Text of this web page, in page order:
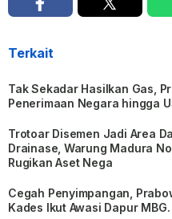
Terkait
Tak Sekadar Hasilkan Gas,
Penerimaan Negara hingga
Trotoar Disemen Jadi Area
Drainase, Warung Madura
Rugikan Aset Nega
Cegah Penyimpangan,
Kades Ikut Awasi Dapur MBG.